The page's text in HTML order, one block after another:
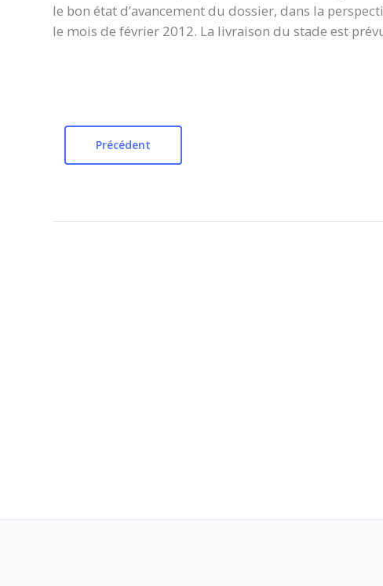
le bon état d’avancement du dossier, dans la
le mois de février 2012. La livraison du stade est
Précédent